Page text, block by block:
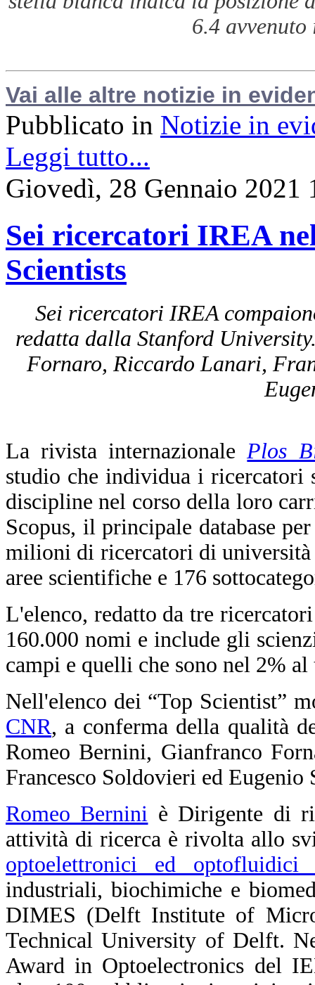
6.4
Vai alle altre notizie in
Pubblicato in Notizie in
Leggi tutto...
Giovedì, 28 Gennaio 2021
Sei ricercatori IREA
Scientists
Sei ricercatori IREA
redatta dalla Stanford
Fornaro, Riccardo Lanari,
La rivista internazionale Plos
studio che individua i
discipline nel corso della loro
Scopus, il principale database
milioni di ricercatori di
aree scientifiche e 176
L'elenco, redatto da tre
160.000 nomi e include gli
campi e quelli che sono nel 2%
Nell'elenco dei “Top Scientist”
CNR, a conferma della qualità
Romeo Bernini, Gianfranco
Francesco Soldovieri ed Eugenio
Romeo Bernini è Dirigente di
attività di ricerca è rivolta allo
optoelettronici ed optofluidici
industriali, biochimiche e
DIMES (Delft Institute of
Technical University of Delft.
Award in Optoelectronics del